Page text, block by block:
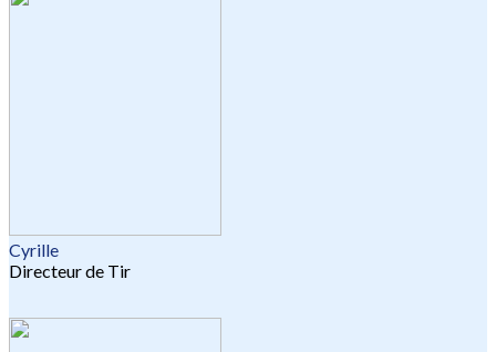
Cyrille
Directeur de Tir